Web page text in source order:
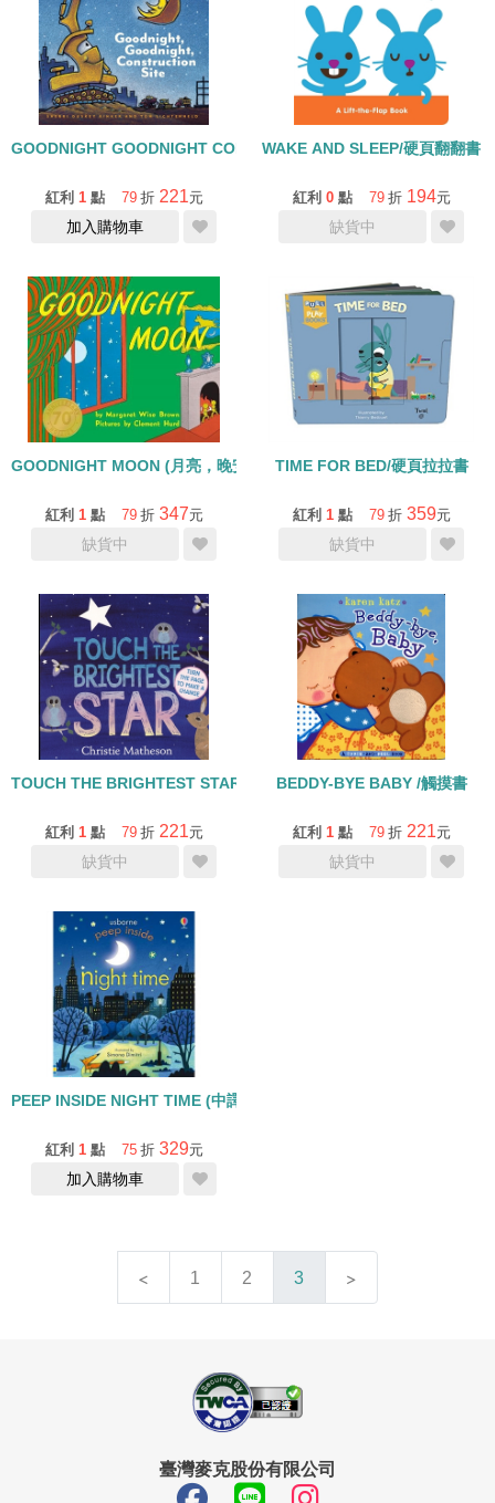
GOODNIGHT GOODNIGHT CONSTRUCTION SITE/硬頁書
紅利 1 點 79 折 221元
加入購物車
WAKE AND SLEEP/硬頁翻翻書
紅利 0 點 79 折 194元
缺貨中
GOODNIGHT MOON (月亮，晚安) /硬頁書(70周年版)【92】
紅利 1 點 79 折 347元
缺貨中
TIME FOR BED/硬頁拉拉書
紅利 1 點 79 折 359元
缺貨中
TOUCH THE BRIGHTEST STAR/硬頁
紅利 1 點 79 折 221元
缺貨中
BEDDY-BYE BABY /觸摸書
紅利 1 點 79 折 221元
缺貨中
PEEP INSIDE NIGHT TIME (中譯: 偷偷看一下─夜晚)
紅利 1 點 75 折 329元
加入購物車
1 2 3
臺灣麥克股份有限公司